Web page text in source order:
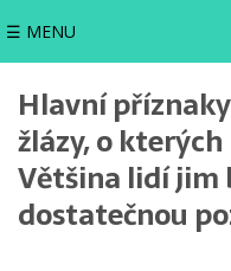
☰ MENU
Hlavní
žlázy, o
Většina lidí jim
dostatečnou